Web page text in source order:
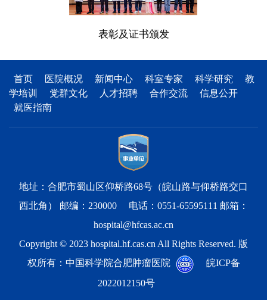
表彰及证书颁发
首页 医院概况 新闻中心 科室专家 科学研究
教
学培训
党群文化 人才招聘 合作交流
信息公开
就医指南
地址：合肥市蜀山区仰桥路68号（皖山路与仰桥路交口
西北角） 邮编：230000 电话：0551-65595111 邮箱：
hospital@hfcas.ac.cn
Copyright © 2023 hospital.hf.cas.cn All Rights Reserved. 版
权所有：中国科学院合肥肿瘤医院
皖ICP备
2022012150号